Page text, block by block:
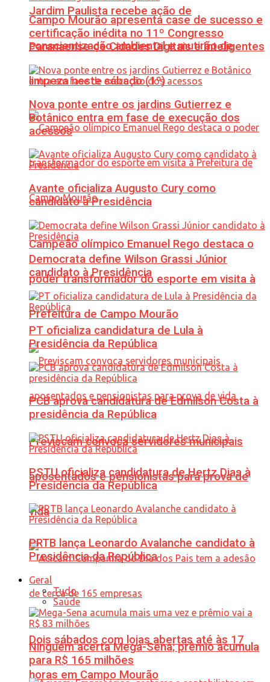
Jardim Paulista recebe ação de
conscientização ambiental e mutirão de
limpeza neste sábado (1º)
Campeão olímpico Emanuel Rego destaca o
poder transformador do esporte em visita à
Prefeitura de Campo Mourão
Previscam convoca servidores municipais
aposentados e pensionistas para prova de
vida
Dois sábados com lojas abertas até às 17
horas em Campo Mourão
Campo Mourão apresenta case de sucesso e
certificação inédita no 11º Congresso
Paranaense de Cidades Digitais e Inteligentes
Nova ponte entre os jardins Gutierrez e
Botânico entra em fase de execução dos
acessos
Avante oficializa Augusto Cury como
candidato à Presidência
Democrata define Wilson Grassi Júnior
candidato à Presidência
PT oficializa candidatura de Lula à
Presidência da República
PCB aprova candidatura de Edmilson Costa à
presidência da República
PSTU oficializa candidatura de Hertz Dias à
Presidência da República
PRTB lança Leonardo Avalanche candidato à
Presidência da República
Geral
Tudo
Saúde
Ninguém acerta Mega-Sena; prêmio acumula
para R$ 165 milhões